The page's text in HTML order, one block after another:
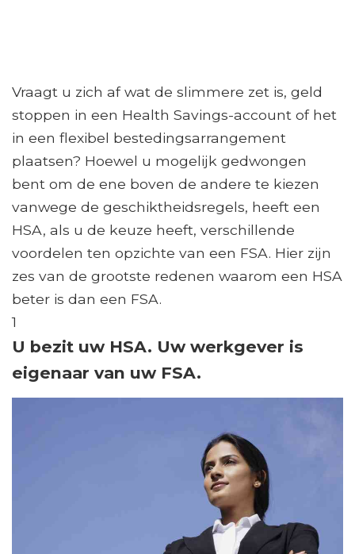
Vraagt ​​u zich af wat de slimmere zet is, geld
stoppen in een Health Savings-account of het
in een flexibel bestedingsarrangement
plaatsen? Hoewel u mogelijk gedwongen
bent om de ene boven de andere te kiezen
vanwege de geschiktheidsregels, heeft een
HSA, als u de keuze heeft, verschillende
voordelen ten opzichte van een FSA. Hier zijn
zes van de grootste redenen waarom een ​​HSA
beter is dan een FSA.
1
U bezit uw HSA. Uw werkgever is
eigenaar van uw FSA.